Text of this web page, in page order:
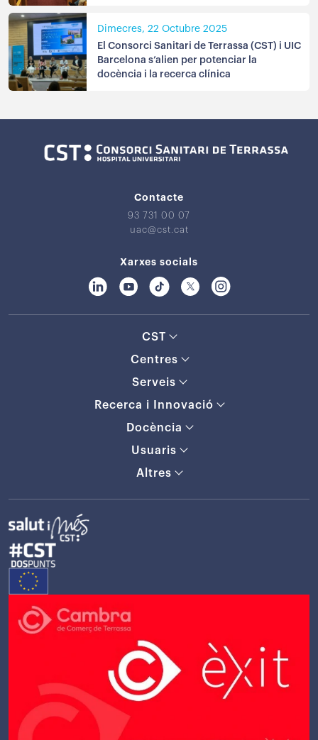
Dimecres, 22 Octubre 2025
El Consorci Sanitari de Terrassa (CST) i UIC
Barcelona s’alien per potenciar la
docència i la recerca clínica
Contacte
93 731 00 07
uac@cst.cat
Xarxes socials
CST
Centres
Serveis
Recerca i Innovació
Docència
Usuaris
Altres